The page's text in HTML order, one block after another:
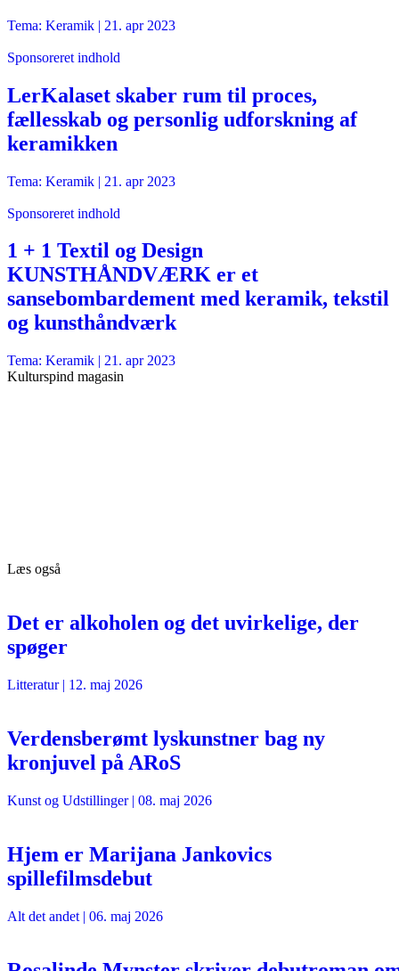
Tema: Keramik | 21. apr 2023
Sponsoreret indhold
LerKalaset skaber rum til proces,
fællesskab og personlig udforskning af
keramikken
Tema: Keramik | 21. apr 2023
Sponsoreret indhold
1 + 1 Textil og Design
KUNSTHÅNDVÆRK er et
sansebombardement med keramik, tekstil
og kunsthåndværk
Tema: Keramik | 21. apr 2023
Kulturspind magasin
Læs også
Det er alkoholen og det uvirkelige, der
spøger
Litteratur| 12. maj 2026
Verdensberømt lyskunstner bag ny
kronjuvel på ARoS
Kunst og Udstillinger| 08. maj 2026
Hjem er Marijana Jankovics
spillefilmsdebut
Alt det andet | 06. maj 2026